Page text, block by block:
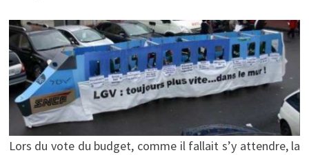
Lors du vote du budget, comme il fallait s’y attendre, la